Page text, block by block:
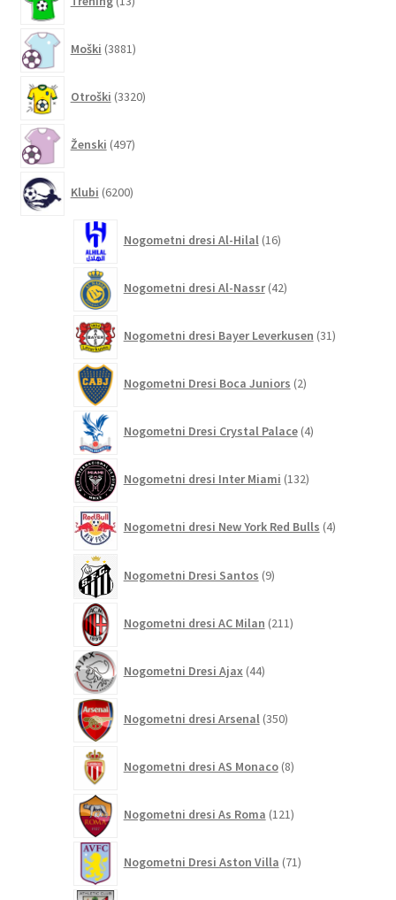
izdelkov
Moški 3881izdelkov
Otroški 3320izdelkov
Ženski 497izdelkov
Klubi 6200izdelkov
Nogometni dresi Al-Hilal 16izdelkov
Nogometni dresi Al-Nassr 42izdelkov
Nogometni dresi Bayer Leverkusen 31izdelkov
Nogometni Dresi Boca Juniors 2izdelka
Nogometni Dresi Crystal Palace 4izdelki
Nogometni dresi Inter Miami 132izdelkov
Nogometni dresi New York Red Bulls 4izdelki
Nogometni Dresi Santos 9izdelkov
Nogometni dresi AC Milan 211izdelkov
Nogometni Dresi Ajax 44izdelkov
Nogometni dresi Arsenal 350izdelkov
Nogometni dresi AS Monaco 8izdelkov
Nogometni dresi As Roma 121izdelkov
Nogometni Dresi Aston Villa 71izdelkov